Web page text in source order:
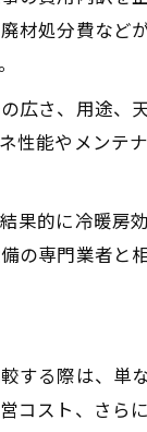
エ
エ
店
エ
エ
工
材処分費など
広さ、用途
性能やメン
果的に冷暖
の専門業者と
する際は、
コスト、さら